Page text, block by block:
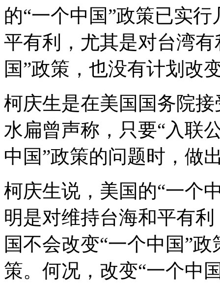
的“一个中国”政策已实
平有利，尤其是对台湾
国”政策，也没有计划改
柯庆生是在美国国务院
水扁曾声称，只要“入联
中国”政策的问题时，做
柯庆生说，美国的“一个
明是对维持台海和平有
国不会改变“一个中国”
策。何况，改变“一个中